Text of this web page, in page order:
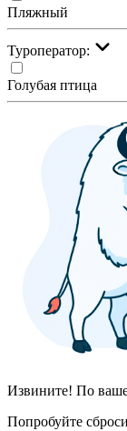
Пляжный
Туроператор:
Голубая птица
Извините! По
Попробуйте